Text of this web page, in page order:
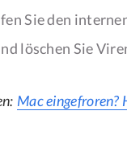
Sie den
löschen Sie
Mac eingefroren?